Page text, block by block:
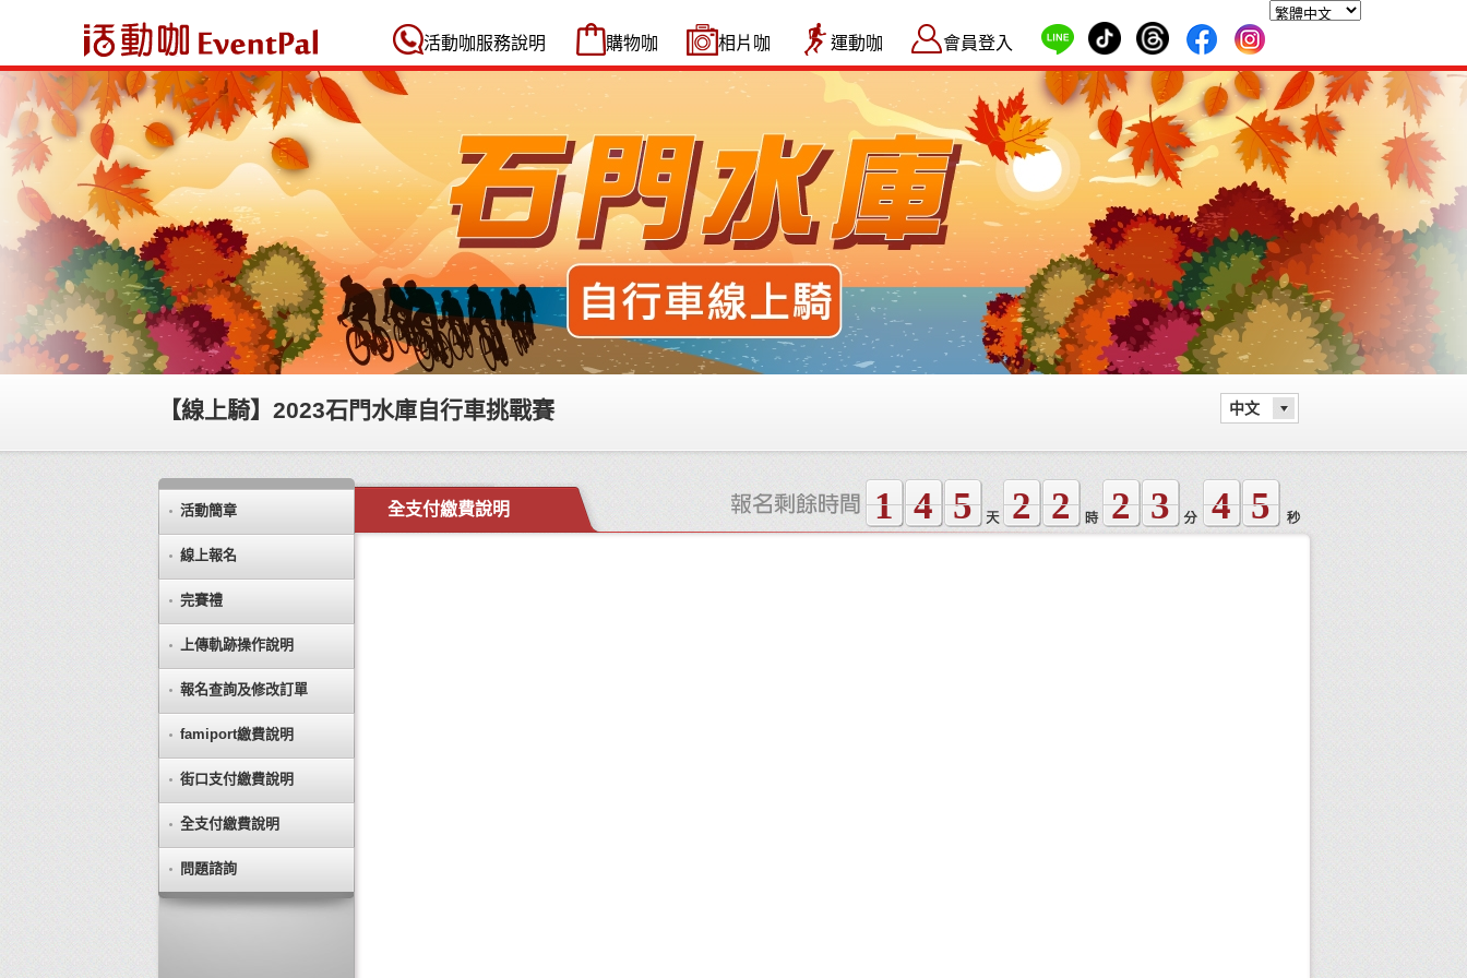
活動咖 Eventpal
活動咖服務說明 購物咖 相片咖 運動咖 會員登入
【線上騎】2023石門水庫自行車挑戰賽 中文
活動簡章
線上報名
完賽禮
上傳軌跡操作說明
報名查詢及修改訂單
famiport繳費說明
街口支付繳費說明
全支付繳費說明
問題諮詢
全支付繳費說明 1 4 5 2 2 2 3 4 5